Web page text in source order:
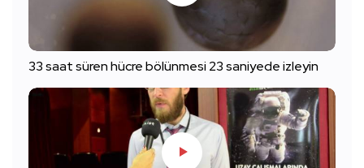
33 saat süren hücre bölünmesi 23 saniyede izleyin